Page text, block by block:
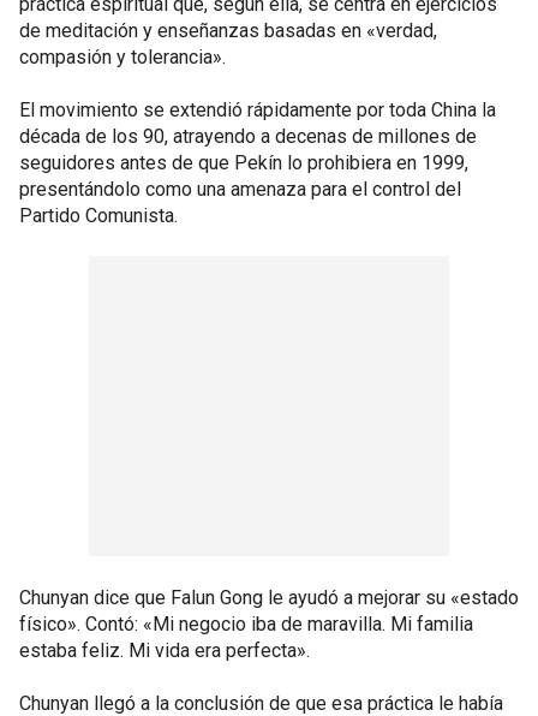
de meditación y enseñanzas basadas en «verdad,
compasión y tolerancia».
El movimiento se extendió rápidamente por toda China la
década de los 90, atrayendo a decenas de millones de
seguidores antes de que Pekín lo prohibiera en 1999,
presentándolo como una amenaza para el control del
Partido Comunista.
Chunyan dice que Falun Gong le ayudó a mejorar su «estado
físico». Contó: «Mi negocio iba de maravilla. Mi familia
estaba feliz. Mi vida era perfecta».
Chunyan llegó a la conclusión de que esa práctica le había